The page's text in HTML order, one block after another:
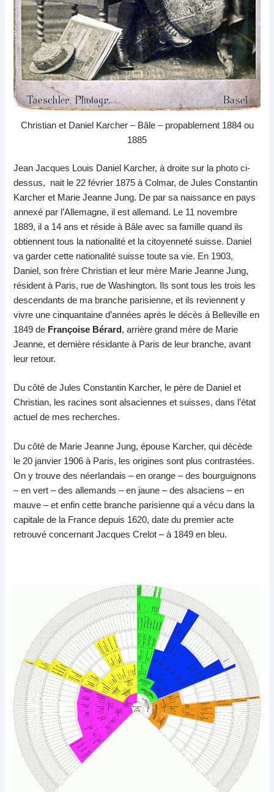
Christian et Daniel Karcher – Bâle – propablement 1884 ou
1885
Jean Jacques Louis Daniel Karcher, à droite sur la photo ci-
dessus, nait le 22 février 1875 à Colmar, de Jules Constantin
Karcher et Marie Jeanne Jung. De par sa naissance en pays
annexé par l’Allemagne, il est allemand. Le 11 novembre
1889, il a 14 ans et réside à Bâle avec sa famille quand ils
obtiennent tous la nationalité et la citoyenneté suisse. Daniel
va garder cette nationalité suisse toute sa vie. En 1903,
Daniel, son frère Christian et leur mère Marie Jeanne Jung,
résident à Paris, rue de Washington. Ils sont tous les trois les
descendants de ma branche parisienne, et ils reviennent y
vivre une cinquantaine d’années après le décès à Belleville en
1849 de Françoise Bérard , arrière grand mère de Marie
Jeanne, et dernière résidante à Paris de leur branche, avant
leur retour.
Du côté de Jules Constantin Karcher, le père de Daniel et
Christian, les racines sont alsaciennes et suisses, dans l’état
actuel de mes recherches.
Du côté de Marie Jeanne Jung, épouse Karcher, qui décède
le 20 janvier 1906 à Paris, les origines sont plus contrastées.
On y trouve des néerlandais – en orange – des bourguignons
– en vert – des allemands – en jaune – des alsaciens – en
mauve – et enfin cette branche parisienne qui a vécu dans la
capitale de la France depuis 1620, date du premier acte
retrouvé concernant Jacques Crelot – à 1849 en bleu.